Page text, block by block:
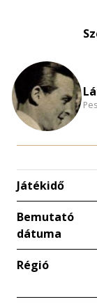
Játékidő
Bemutató
dátuma
Régió